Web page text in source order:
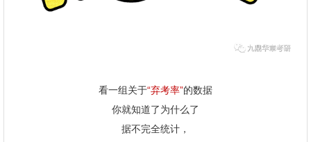
看一组关于“弃考率”的数据
你就知道了为什么了
据不完全统计，